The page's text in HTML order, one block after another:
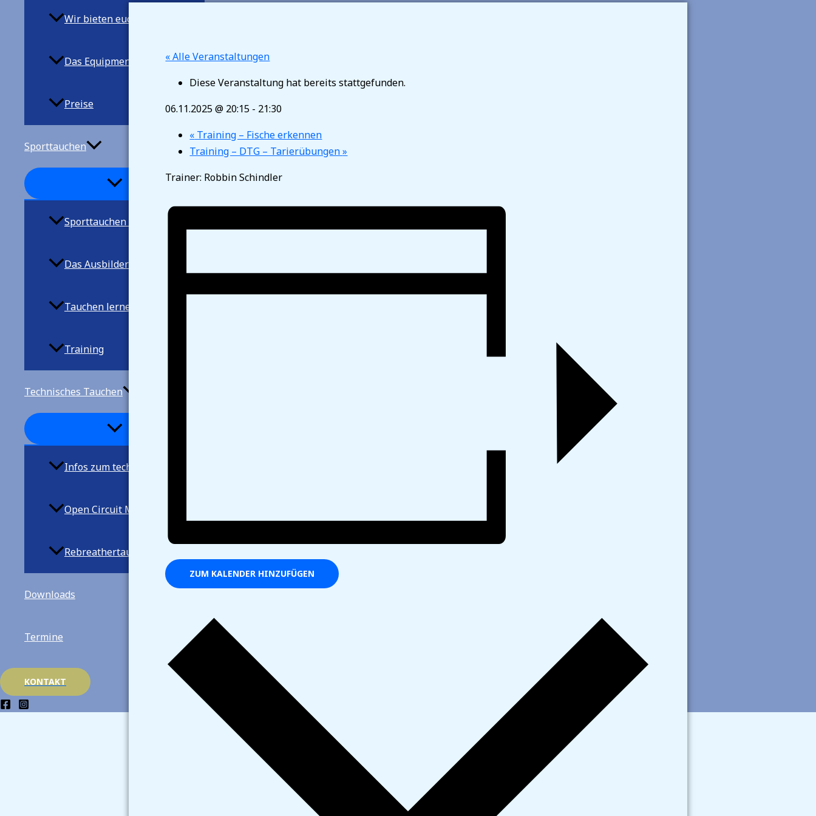
Wir bieten euch
Das Equipment
Preise
Sporttauchen
Sporttauchen allgemein
Das Ausbilderteam
Tauchen lernen
Training
Technisches Tauchen
Infos zum techn. Tauchen
Open Circuit Mischgastauchen
Rebreathertauchen
Downloads
Termine
KONTAKT
« Alle Veranstaltungen
Diese Veranstaltung hat bereits stattgefunden.
06.11.2025 @ 20:15 - 21:30
« Training – Fische erkennen
Training – DTG – Tarierübungen»
Trainer: Robbin Schindler
ZUM KALENDER HINZUFÜGEN